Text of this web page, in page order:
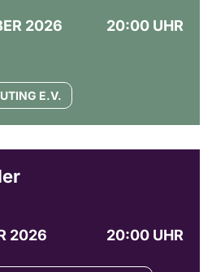
2026
20:00 UHR
E.V.
2026
20:00 UHR